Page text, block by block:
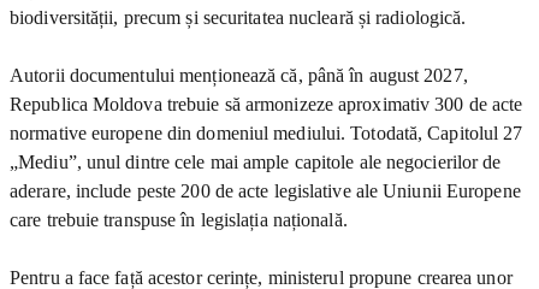
biodiversității, precum și securitatea nucleară și radiologică.
Autorii documentului menționează că, până în august 2027,
Republica Moldova trebuie să armonizeze aproximativ 300 de acte
normative europene din domeniul mediului. Totodată, Capitolul 27
„Mediu”, unul dintre cele mai ample capitole ale negocierilor de
aderare, include peste 200 de acte legislative ale Uniunii Europene
care trebuie transpuse în legislația națională.
Pentru a face față acestor cerințe, ministerul propune crearea unor